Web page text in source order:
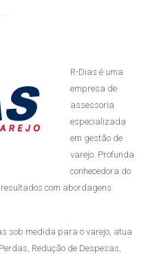
R-Dias é uma
empresa de
assessoria
especializada
em gestão de
varejo. Profunda
conhecedora do
com abordagens
sob medida para o varejo, atua
Redução de Despesas,